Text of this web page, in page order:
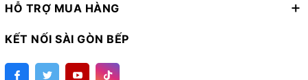
HỖ TRỢ MUA HÀNG
KẾT NỐI SÀI GÒN BẾP